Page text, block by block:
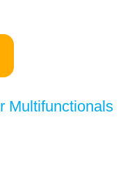
Multifunctionals